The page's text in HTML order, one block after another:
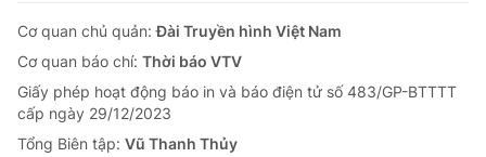
Cơ quan chủ quản:Đài Truyền hình Việt Nam
Cơ quan báo chí: Thời báo VTV
Giấy phép hoạt động báo in và báo điện tử số 483/GP-BTTTT
cấp ngày 29/12/2023
Tổng Biên tập: Vũ Thanh Thủy